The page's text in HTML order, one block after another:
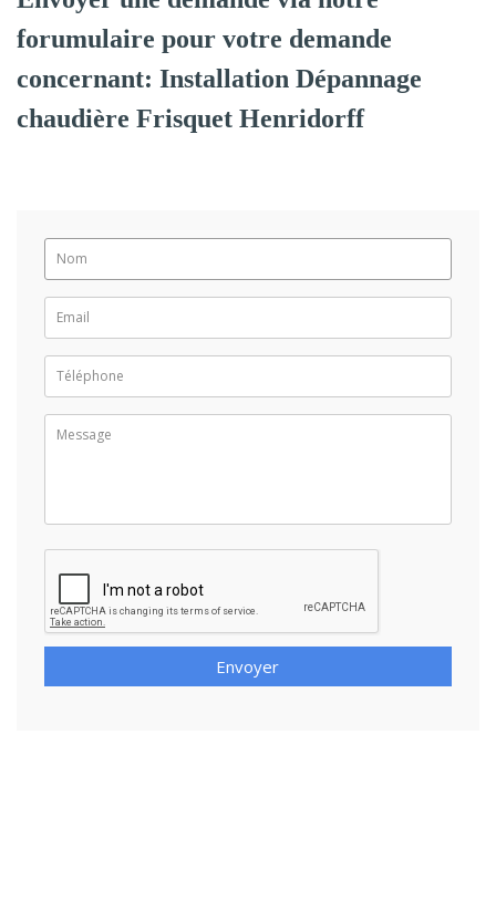
forumulaire pour votre demande
concernant: Installation Dépannage
chaudière Frisquet Henridorff
Envoyer